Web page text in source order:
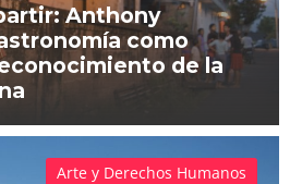
Anthony
como
de la
Arte y Derechos Humanos